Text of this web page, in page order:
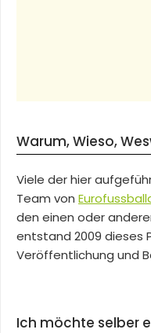
Warum, Wieso,
Viele der hier
Team von
den einen oder
entstand 2009 dieses
Veröffentlichung und
Ich möchte selber